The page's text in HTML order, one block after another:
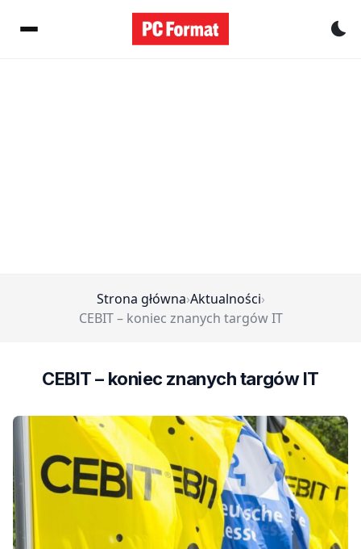
Strona główna›Aktualności›
CEBIT – koniec znanych targów IT
CEBIT – koniec znanych targów IT